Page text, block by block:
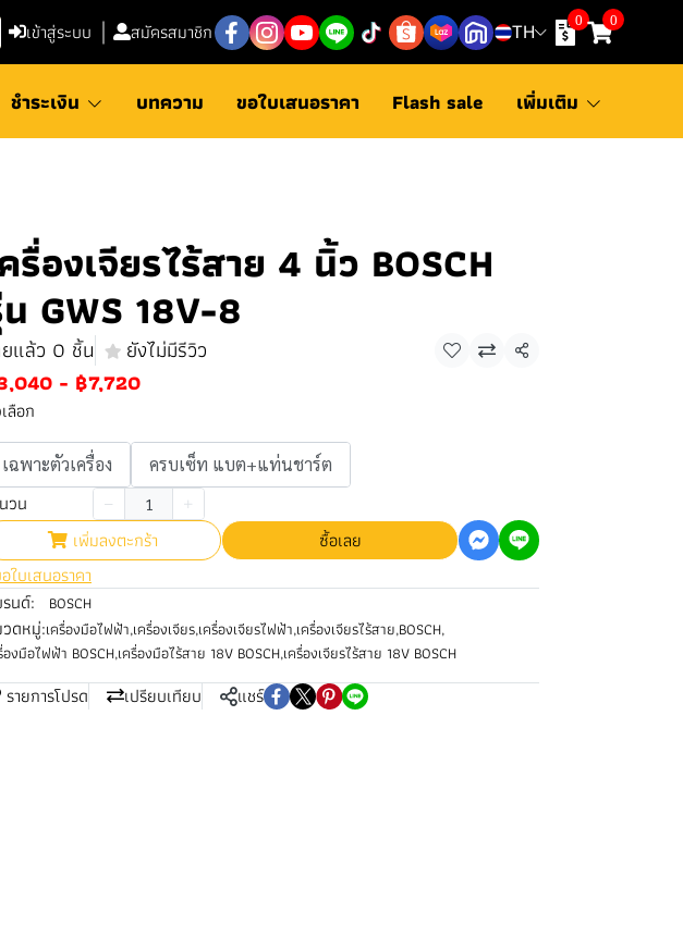
เข้าสู่ระบบ สมัครสมาชิก TH
0 0
ชำระเงิน บทความ ขอใบเสนอราคา Flash sale เพิ่มเติม
รื่องเจียรไร้สาย 4 นิ้ว BOSCH
GWS 18V-8
ยแล้ว 0 ชิ้น ยังไม่มีรีวิว แชร์
- ฿7,720
ลือก
เฉพาะตัวเครื่อง ครบเซ็ท แบต+แท่นชาร์ต
วน
เพิ่มลงตะกร้า
ซื้อเลย
ใบเสนอราคา
นด์:
BOSCH
ดหมู่:เครื่องมือไฟฟ้า,เครื่องเจียร,เครื่องเจียรไฟฟ้า,เครื่องเจียรไร้สาย,BOSCH,
องมือไฟฟ้า BOSCH,เครื่องมือไร้สาย 18V BOSCH,เครื่องเจียรไร้สาย 18V BOSCH
รายการโปรด เปรียบเทียบ แชร์